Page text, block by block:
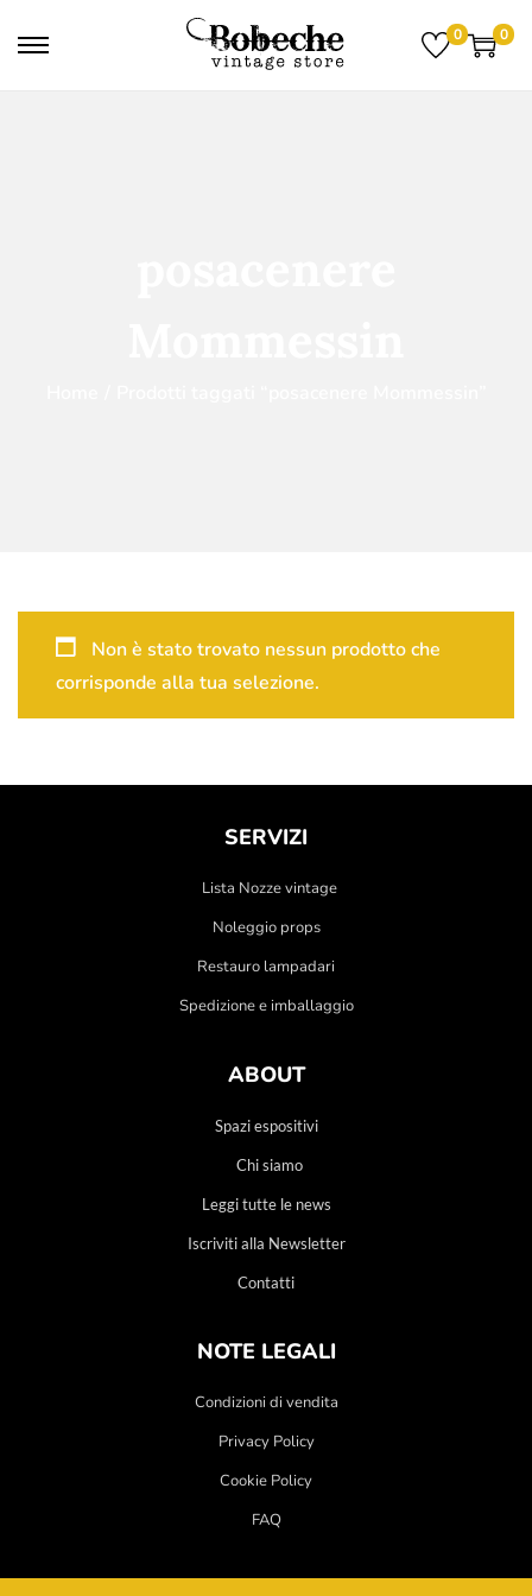
0 0
Non è stato trovato nessun prodotto che
corrisponde alla tua selezione.
SERVIZI
Lista Nozze vintage
Noleggio props
Restauro lampadari
Spedizione e imballaggio
ABOUT
Spazi espositivi
Chi siamo
Leggi tutte le news
Iscriviti alla Newsletter
Contatti
NOTE LEGALI
Condizioni di vendita
Privacy Policy
Cookie Policy
FAQ